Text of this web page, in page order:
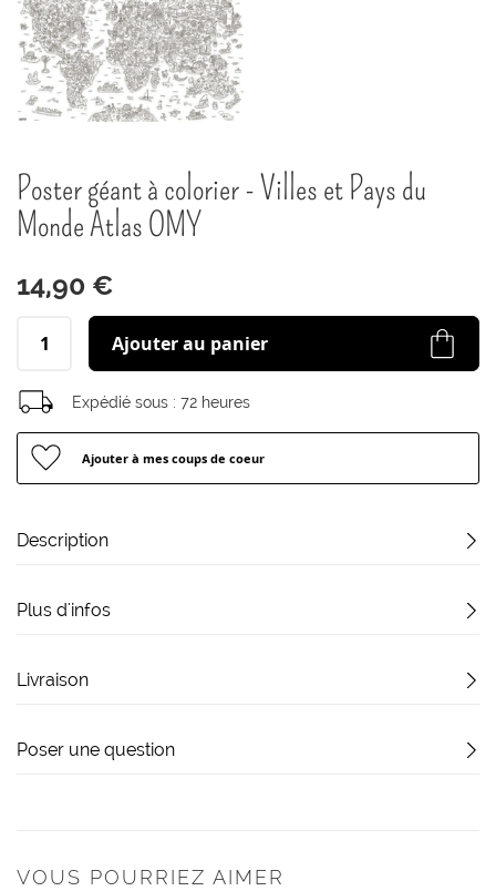
au
début
de
d’images
Poster géant à colorier - Villes et Pays du
Monde Atlas OMY
14,90 €
Ajouter au panier
Expédié sous : 72 heures
Ajouter à mes coups de coeur
Description
Plus d'infos
Livraison
Poser une question
VOUS POURRIEZ AIMER